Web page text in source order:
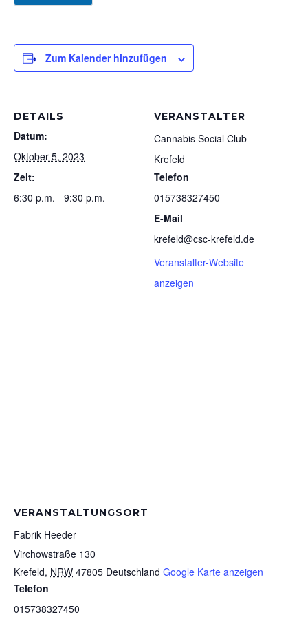
Zum Kalender hinzufügen
DETAILS
Datum:
Oktober 5, 2023
Zeit:
6:30 p.m. - 9:30 p.m.
VERANSTALTER
Cannabis Social Club
Krefeld
Telefon
015738327450
E-Mail
krefeld@csc-krefeld.de
Veranstalter-Website
anzeigen
VERANSTALTUNGSORT
Fabrik Heeder
Virchowstraße 130
Krefeld, NRW 47805 Deutschland Google Karte anzeigen
Telefon
015738327450